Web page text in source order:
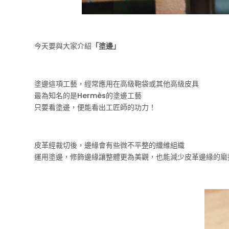
今天要與大家介紹 「塗邊」
塗邊這項工藝，經常應用在高級鞄袋或其他高級皮具
最為知名的是Hermès的塗邊工藝
只要看塗邊，便能看出工匠師的功力！
皮革經裁切後，邊緣會有些微不平整的纖維組織
運用塗邊，修飾邊緣讓整體更為美觀，也能減少皮革邊緣的